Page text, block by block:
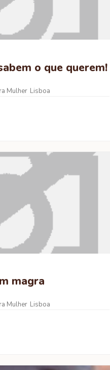
o que querem!
Mulher Lisboa
magra
Mulher Lisboa